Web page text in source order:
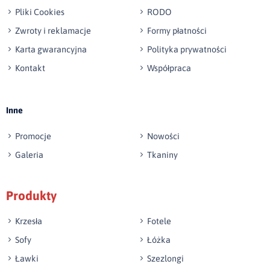
Wyślij opinię
Pliki Cookies
RODO
Zwroty i reklamacje
Formy płatności
Karta gwarancyjna
Polityka prywatności
Kontakt
Współpraca
Inne
Promocje
Nowości
Galeria
Tkaniny
Produkty
Krzesła
Fotele
Sofy
Łóżka
Ławki
Szezlongi